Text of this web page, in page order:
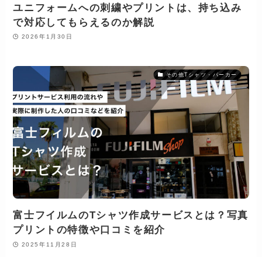
ユニフォームへの刺繍やプリントは、持ち込み
で対応してもらえるのか解説
2026年1月30日
その他Tシャツ・パーカー
富士フイルムのTシャツ作成サービスとは？写真
プリントの特徴や口コミを紹介
2025年11月28日